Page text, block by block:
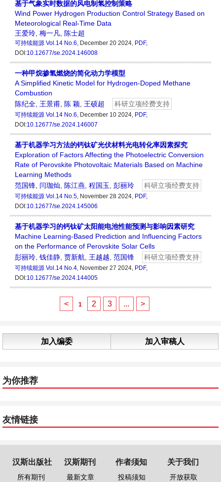
基于气象实时数据的风电制氢控制策略
Wind Power Hydrogen Production Control Strategy Based on
Meteorological Real-Time Data
王爱玲, 梅一凡, 陈士超
可持续能源 Vol.14 No.6, December 20 2024, PDF,
DOI:10.12677/se.2024.146008
一种甲烷掺氢燃烧的简化动力学模型
A Simplified Kinetic Model for Hydrogen-Doped Methane
Combustion
陈纪全, 王景甫, 陈 颖, 王硕超 科研立项经费支持
可持续能源 Vol.14 No.6, December 10 2024, PDF,
DOI:10.12677/se.2024.146007
基于机器学习方法的钙钛矿光伏材料光电转化率因素探究
Exploration of Factors Affecting the Photoelectric Conversion
Rate of Perovskite Photovoltaic Materials Based on Machine
Learning Methods
范国锋, 闫珈灿, 陈江燕, 程国玉, 彭丽玲 科研立项经费支持
可持续能源 Vol.14 No.5, November 28 2024, PDF,
DOI:10.12677/se.2024.145006
基于机器学习的钙钛矿太阳能电池性能预测与影响因素研究
Machine Learning-Based Prediction and Influencing Factors
on the Performance of Perovskite Solar Cells
彭丽玲, 钱佳静, 贾新航, 王越越, 范国锋 科研立项经费支持
可持续能源 Vol.14 No.4, November 27 2024, PDF,
DOI:10.12677/se.2024.144005
< 1 2 3 ... >
加入编委 加入审稿人
为你推荐
友情链接
汉斯出版社
所有期刊
汉斯期刊
最新文章
作者须知
投稿须知
关于我们
开放获取